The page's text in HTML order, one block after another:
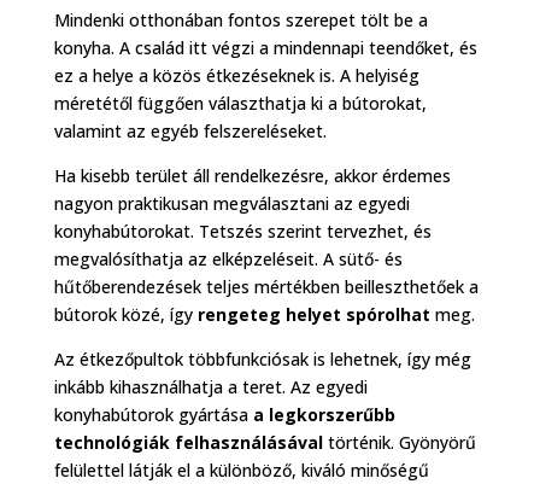
Mindenki otthonában fontos szerepet tölt be a
konyha. A család itt végzi a mindennapi teendőket, és
ez a helye a közös étkezéseknek is. A helyiség
méretétől függően választhatja ki a bútorokat,
valamint az egyéb felszereléseket.
Ha kisebb terület áll rendelkezésre, akkor érdemes
nagyon praktikusan megválasztani az egyedi
konyhabútorokat. Tetszés szerint tervezhet, és
megvalósíthatja az elképzeléseit. A sütő- és
hűtőberendezések teljes mértékben beilleszthetőek a
bútorok közé, így rengeteg helyet spórolhat meg.
Az étkezőpultok többfunkciósak is lehetnek, így még
inkább kihasználhatja a teret. Az egyedi
konyhabútorok gyártása a legkorszerűbb
technológiák felhasználásával történik. Gyönyörű
felülettel látják el a különböző, kiváló minőségű